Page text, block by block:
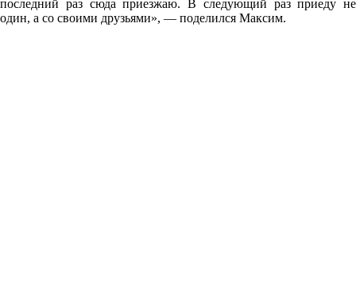
последний раз сюда приезжаю. В следующий раз приеду не
один, а со своими друзьями», — поделился Максим.